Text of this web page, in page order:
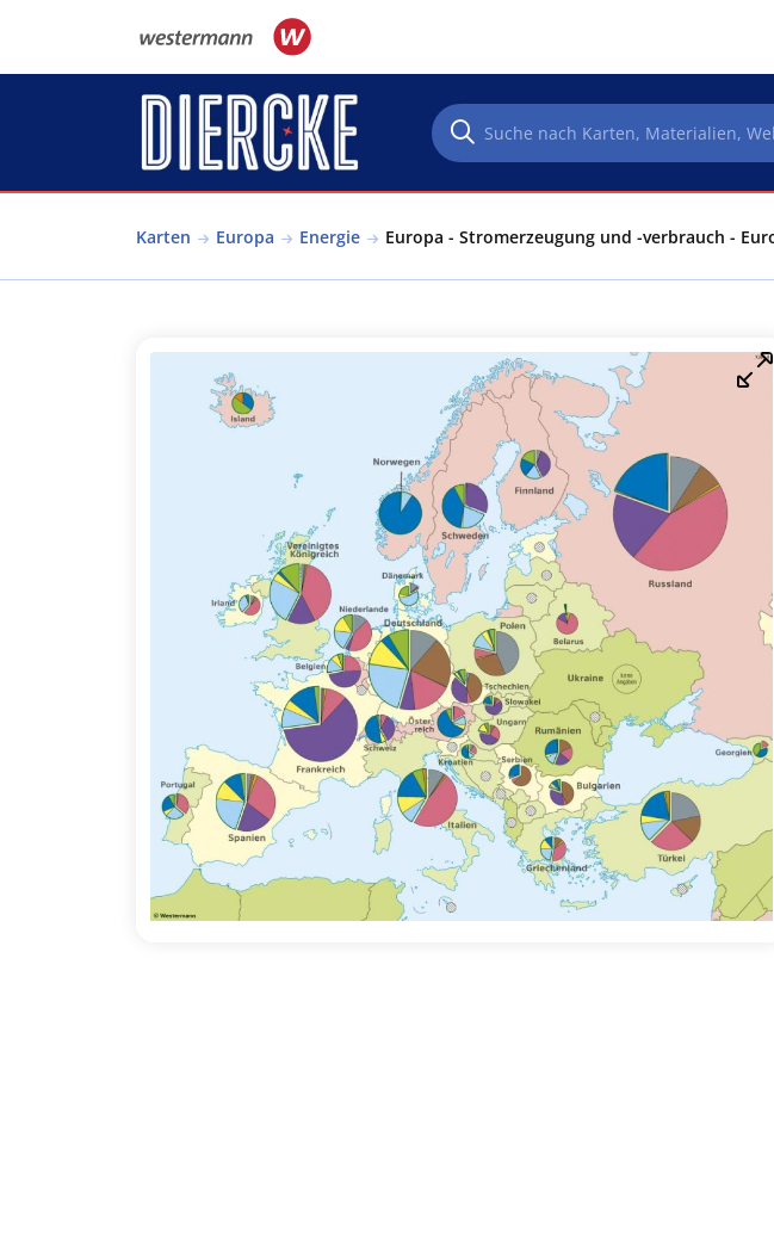
Karten Europa Energie Europa - Stromerzeugung und -verbrauch -